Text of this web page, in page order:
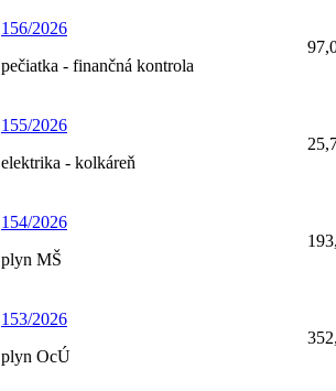
156/2026
pečiatka - finančná kontrola
155/2026
elektrika - kolkáreň
154/2026
plyn MŠ
153/2026
plyn OcÚ